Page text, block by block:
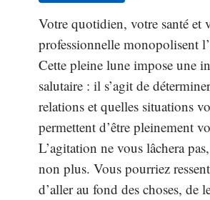
Votre quotidien, votre santé et
professionnelle monopolisent
Cette pleine lune impose une
salutaire : il s’agit de
relations et quelles situations
permettent d’être pleinement
L’agitation ne vous lâchera
non plus. Vous pourriez
d’aller au fond des choses, de